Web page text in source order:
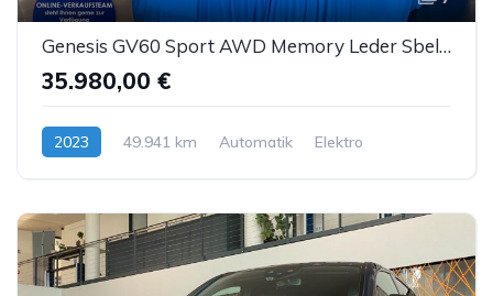
Genesis GV60 Sport AWD Memory Leder Sbel Panorama ACC
35.980,00 €
2023 49.941 km Automatik Elektro